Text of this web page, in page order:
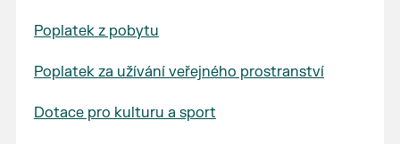
Poplatek z pobytu
Poplatek za užívání veřejného prostranství
Dotace pro kulturu a sport